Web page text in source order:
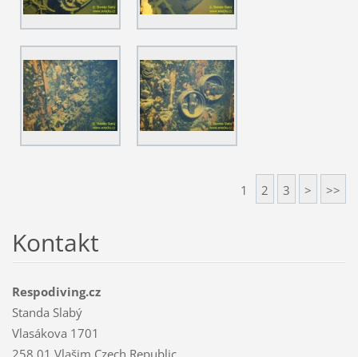
1 2 3 > >>
Kontakt
Respodiving.cz
Standa Slabý
Vlasákova 1701
258 01 Vlašim Czech Republic